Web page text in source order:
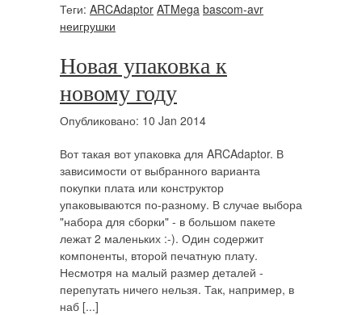
Теги: ARCAdaptor ATMega bascom-avr
неигрушки
Новая упаковка к
новому году
Опубликовано: 10 Jan 2014
Вот такая вот упаковка для ARCAdaptor. В
зависимости от выбранного варианта
покупки плата или конструктор
упаковываются по-разному. В случае выбора
"набора для сборки" - в большом пакете
лежат 2 маленьких :-). Один содержит
компоненты, второй печатную плату.
Несмотря на малый размер деталей -
перепутать ничего нельзя. Так, например, в
наб [...]